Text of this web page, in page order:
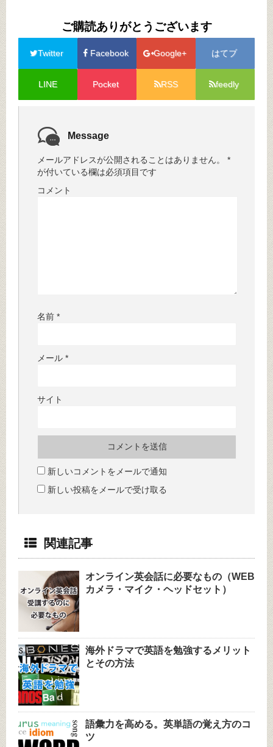
ご購読ありがとうございます
Twitter Facebook Google+ はてブ
LINE Pocket RSS feedly
Message
メールアドレスが公開されることはありません。
*
が付いている欄は必須項目です
コメント
名前 *
メール *
サイト
新しいコメントをメールで通知
新しい投稿をメールで受け取る
関連記事
オンライン英会話に必要なもの（WEB
カメラ・マイク・ヘッドセット）
海外ドラマで英語を勉強するメリット
とその方法
語彙力を高める。英単語の覚え方のコ
ツ